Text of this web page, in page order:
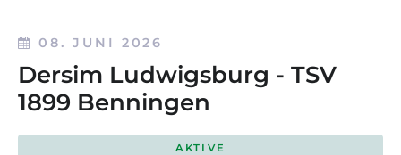
08. JUNI 2026
Dersim Ludwigsburg - TSV
1899 Benningen
AKTIVE